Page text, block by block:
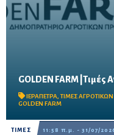
GOLDEN FARM
ΙΕΡΑΠΕΤΡΑ,ΤΙΜΕΣ
GOLDEN FARM
ΤΙΜΕΣ 11:58 π.μ. - 31/07/